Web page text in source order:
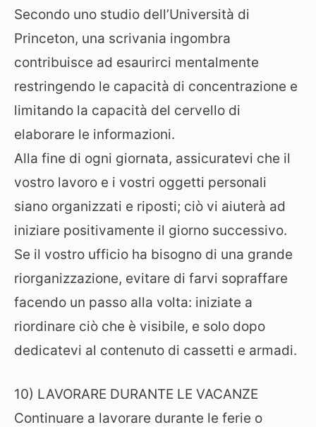
Secondo uno studio dell’Università di
Princeton, una scrivania ingombra
contribuisce ad esaurirci mentalmente
restringendo le capacità di concentrazione e
limitando la capacità del cervello di
elaborare le informazioni.
Alla fine di ogni giornata, assicuratevi che il
vostro lavoro e i vostri oggetti personali
siano organizzati e riposti; ciò vi aiuterà ad
iniziare positivamente il giorno successivo.
Se il vostro ufficio ha bisogno di una grande
riorganizzazione, evitare di farvi sopraffare
facendo un passo alla volta: iniziate a
riordinare ciò che è visibile, e solo dopo
dedicatevi al contenuto di cassetti e armadi.
10) LAVORARE DURANTE LE VACANZE
Continuare a lavorare durante le ferie o